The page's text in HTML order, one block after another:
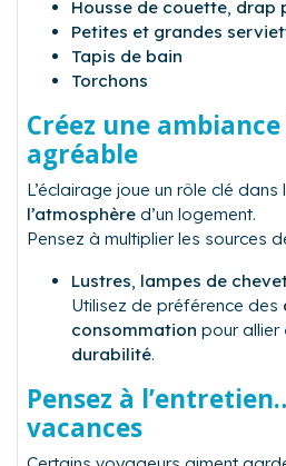
Housse de couette drap
Petites et grandes
Tapis de bain
Torchons
Créez une
agréable
L’éclairage joue un rôle clé dans
l’atmosphère d’un logement.
Pensez à multiplier les sources
Lustres lampes de
Utilisez de préférence des
consommation pour allier
durabilité.
Pensez à
vacances